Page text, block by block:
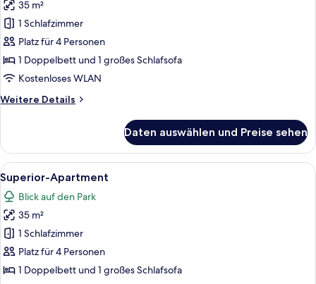
Superior-
Apartment
anzeigen
35 m²
1 Schlafzimmer
Platz für 4 Personen
1 Doppelbett und 1 großes Schlafsofa
Kostenloses WLAN
Weitere Details
Weitere
Apartment
Daten auswählen und Preise sehen
Alle
Fotos
für
Superior-
Apartment
anzeigen
Ein Schlafzimmer mit einem großen
12
Superior-Apartment
Blick auf den Park
35 m²
1 Schlafzimmer
Platz für 4 Personen
1 Doppelbett und 1 großes Schlafsofa